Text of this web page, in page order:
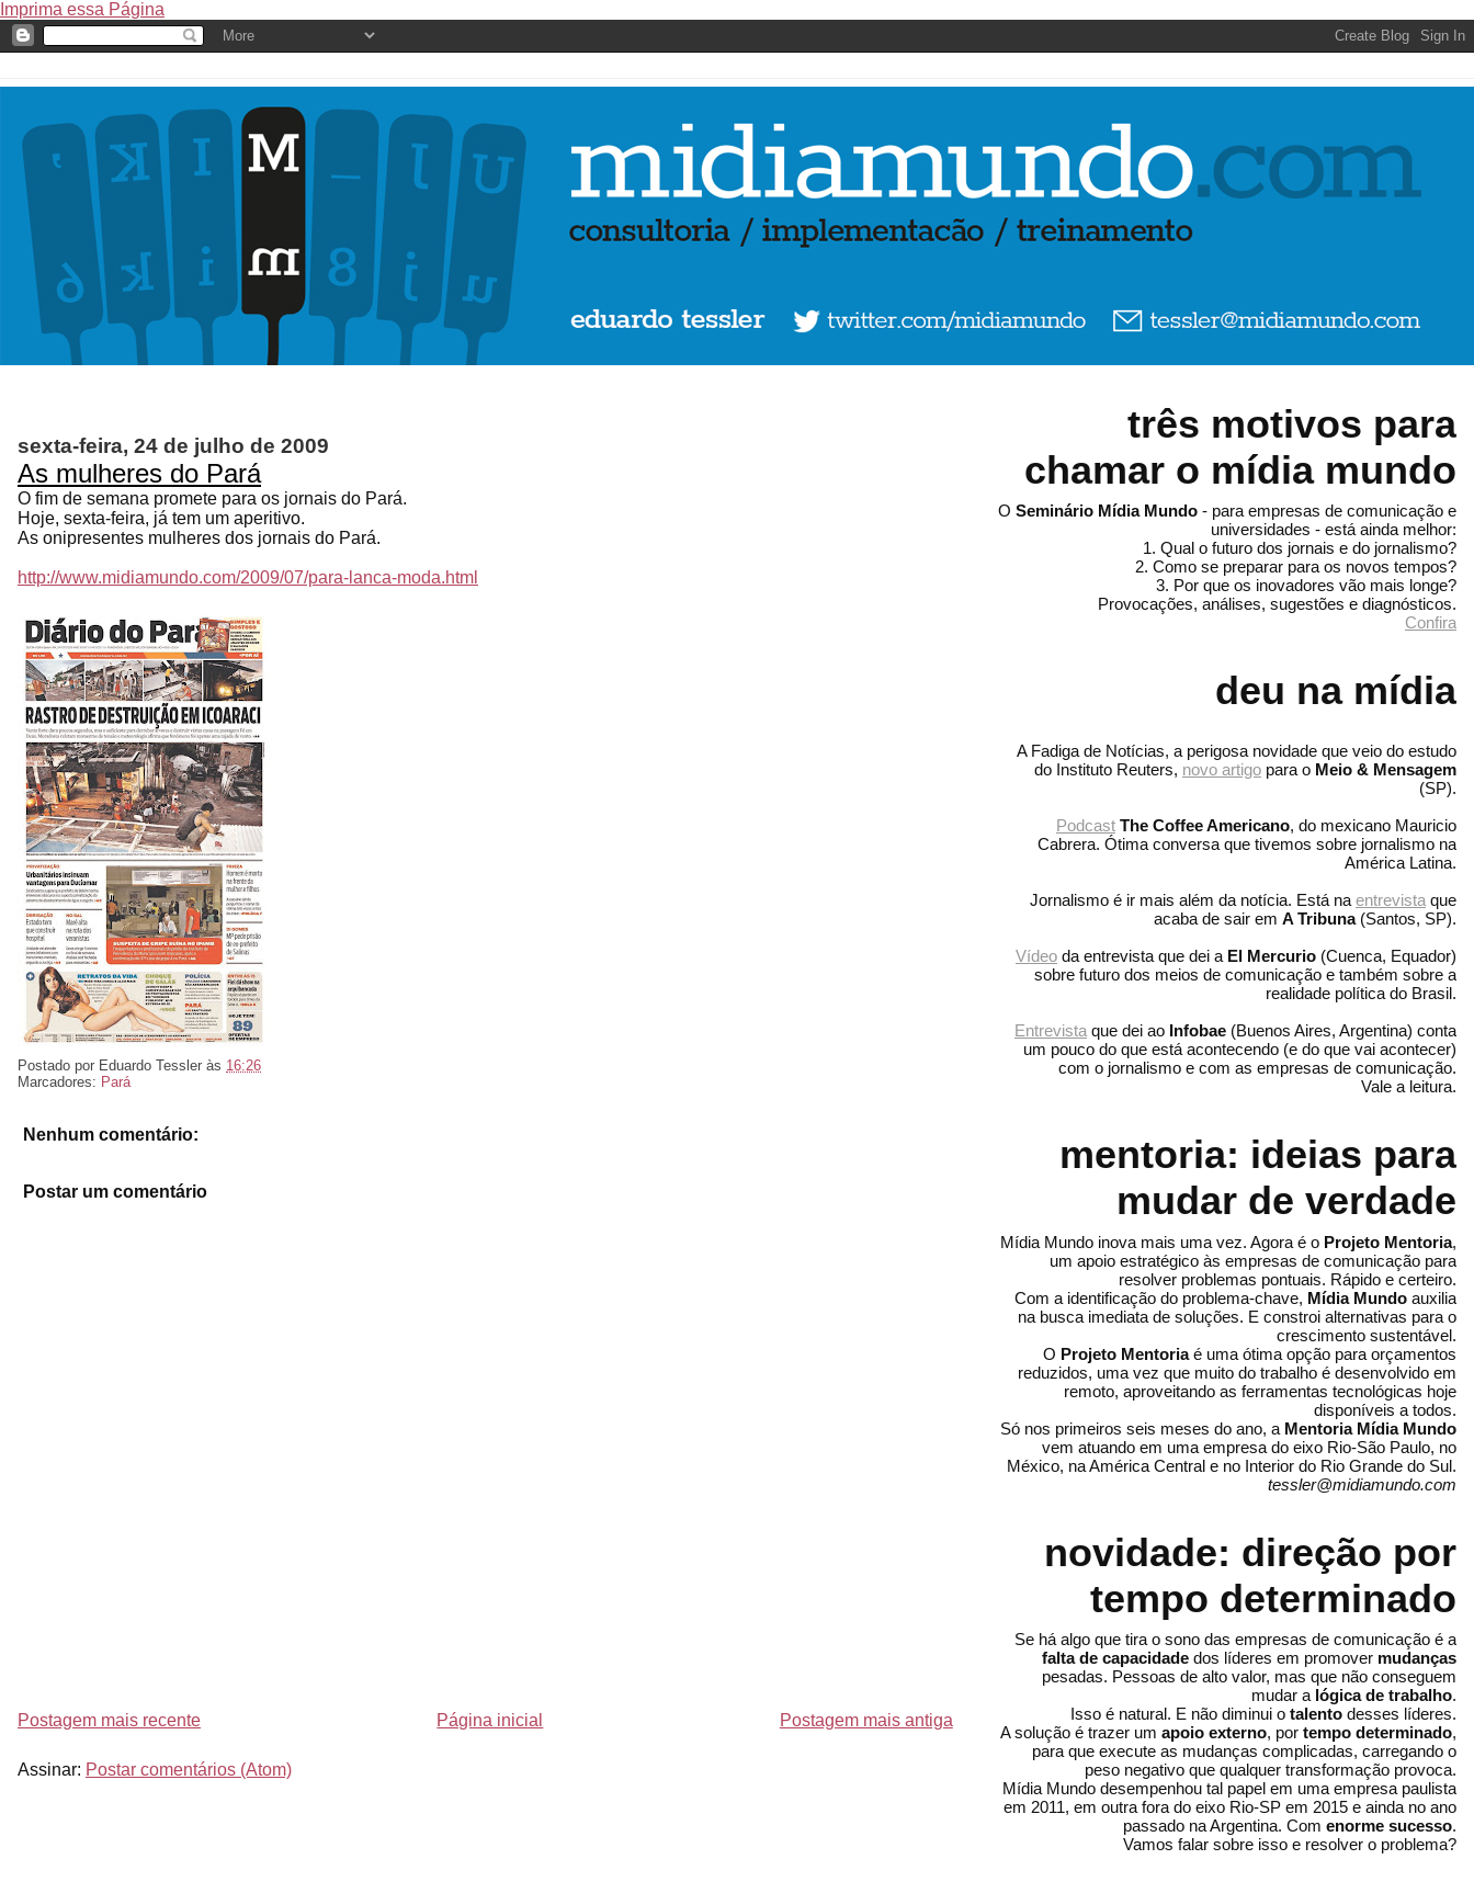
Imprima essa Página
sexta-feira, 24 de julho de 2009
As mulheres do Pará
O fim de semana promete para os jornais do Pará.
Hoje, sexta-feira, já tem um aperitivo.
As onipresentes mulheres dos jornais do Pará.
http://www.midiamundo.com/2009/07/para-lanca-moda.html
Postado por Eduardo Tessler às 16:26
Marcadores: Pará
Nenhum comentário:
Postar um comentário
Postagem mais recente Postagem mais antiga
Página inicial
Assinar: Postar comentários (Atom)
três motivos para
chamar o mídia mundo
O Seminário Mídia Mundo - para empresas de comunicação e
universidades - está ainda melhor:
1. Qual o futuro dos jornais e do jornalismo?
2. Como se preparar para os novos tempos?
3. Por que os inovadores vão mais longe?
Provocações, análises, sugestões e diagnósticos.
Confira
deu na mídia
A Fadiga de Notícias, a perigosa novidade que veio do estudo
do Instituto Reuters, novo artigo para o Meio & Mensagem
(SP).
Podcast The Coffee Americano, do mexicano Mauricio
Cabrera. Ótima conversa que tivemos sobre jornalismo na
América Latina.
Jornalismo é ir mais além da notícia. Está na entrevista que
acaba de sair em A Tribuna(Santos, SP).
Vídeo da entrevista que dei a El Mercurio (Cuenca, Equador)
sobre futuro dos meios de comunicação e também sobre a
realidade política do Brasil.
Entrevista que dei ao Infobae (Buenos Aires, Argentina) conta
um pouco do que está acontecendo (e do que vai acontecer)
com o jornalismo e com as empresas de comunicação.
Vale a leitura.
mentoria: ideias para
mudar de verdade
Mídia Mundo inova mais uma vez. Agora é o Projeto Mentoria,
um apoio estratégico às empresas de comunicação para
resolver problemas pontuais. Rápido e certeiro.
Com a identificação do problema-chave, Mídia Mundo auxilia
na busca imediata de soluções. E constroi alternativas para o
crescimento sustentável.
O Projeto Mentoriaé uma ótima opção para orçamentos
reduzidos, uma vez que muito do trabalho é desenvolvido em
remoto, aproveitando as ferramentas tecnológicas hoje
disponíveis a todos.
Só nos primeiros seis meses do ano, a Mentoria Mídia Mundo
vem atuando em uma empresa do eixo Rio-São Paulo, no
México, na América Central e no Interior do Rio Grande do Sul.
tessler@midiamundo.com
novidade: direção por
tempo determinado
Se há algo que tira o sono das empresas de comunicação é a
falta de capacidade dos líderes em promover mudanças
pesadas. Pessoas de alto valor, mas que não conseguem
mudar a lógica de trabalho.
Isso é natural. E não diminui o talento desses líderes.
A solução é trazer um apoio externo, por tempo determinado,
para que execute as mudanças complicadas, carregando o
peso negativo que qualquer transformação provoca.
Mídia Mundo desempenhou tal papel em uma empresa paulista
em 2011, em outra fora do eixo Rio-SP em 2015 e ainda no ano
passado na Argentina. Com enorme sucesso.
Vamos falar sobre isso e resolver o problema?